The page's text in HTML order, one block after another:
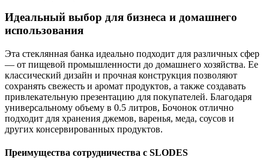
Идеальный выбор для бизнеса и домашнего
использования
Эта стеклянная банка идеально подходит для различных сфер
— от пищевой промышленности до домашнего хозяйства. Ее
классический дизайн и прочная конструкция позволяют
сохранять свежесть и аромат продуктов, а также создавать
привлекательную презентацию для покупателей. Благодаря
универсальному объему в 0.5 литров, Бочонок отлично
подходит для хранения джемов, варенья, меда, соусов и
других консервированных продуктов.
Преимущества сотрудничества с SLODES